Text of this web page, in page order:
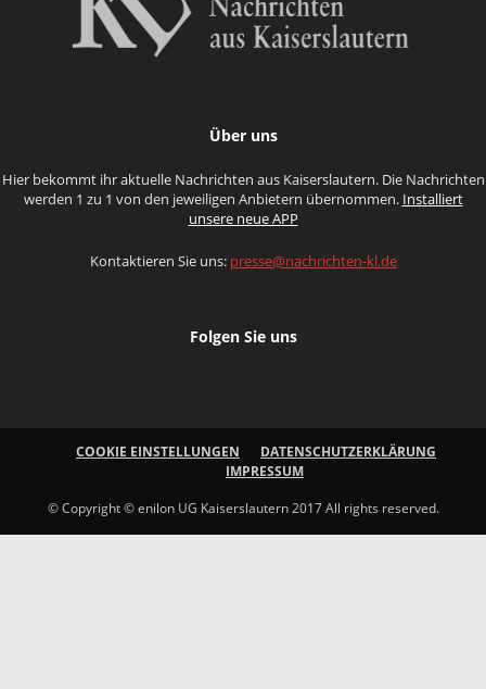
Über uns
Hier bekommt ihr aktuelle Nachrichten aus Kaiserslautern. Die Nachrichten
werden 1 zu 1 von den jeweiligen Anbietern übernommen. Installiert
unsere neue APP
Kontaktieren Sie uns: presse@nachrichten-kl.de
Folgen Sie uns
COOKIE EINSTELLUNGEN
DATENSCHUTZERKLÄRUNG
IMPRESSUM
© Copyright © enilon UG Kaiserslautern 2017 All rights reserved.